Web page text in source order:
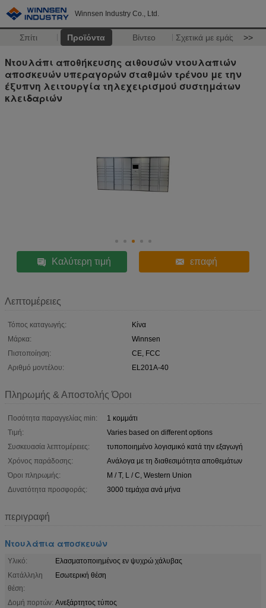
Winnsen Industry Co., Ltd.
Σπίτι Προϊόντα Βίντεο Σχετικά με εμάς >>
Ντουλάπι αποθήκευσης αιθουσών ντουλαπιών
αποσκευών υπεραγορών σταθμών τρένου με την
έξυπνη λειτουργία τηλεχειρισμού συστημάτων
κλειδαριών
Καλύτερη τιμή επαφή
Λεπτομέρειες
Τόπος καταγωγής:
Κίνα
Μάρκα:
Winnsen
Πιστοποίηση:
CE, FCC
Αριθμό μοντέλου:
EL201A-40
Πληρωμής & Αποστολής Όροι
Ποσότητα παραγγελίας min:
1 κομμάτι
Τιμή:
Varies based on different options
Συσκευασία λεπτομέρειες:
τυποποιημένο λογισμικό κατά την εξαγωγή
Χρόνος παράδοσης:
Ανάλογα με τη διαθεσιμότητα αποθεμάτων
Όροι πληρωμής:
Μ / Τ, L / C, Western Union
Δυνατότητα προσφοράς:
3000 τεμάχια ανά μήνα
περιγραφή
Ντουλάπια αποσκευών
Υλικό:
Ελασματοποιημένος εν ψυχρώ χάλυβας
Κατάλληλη
θέση:
Εσωτερική θέση
Δομή πορτών: Ανεξάρτητος τύπος